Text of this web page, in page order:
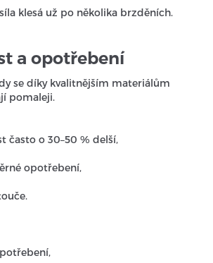
klesá už po několika brzděních.
a opotřebení
se díky kvalitnějším materiálům
pomaleji.
často o 30–50 % delší,
opotřebení,